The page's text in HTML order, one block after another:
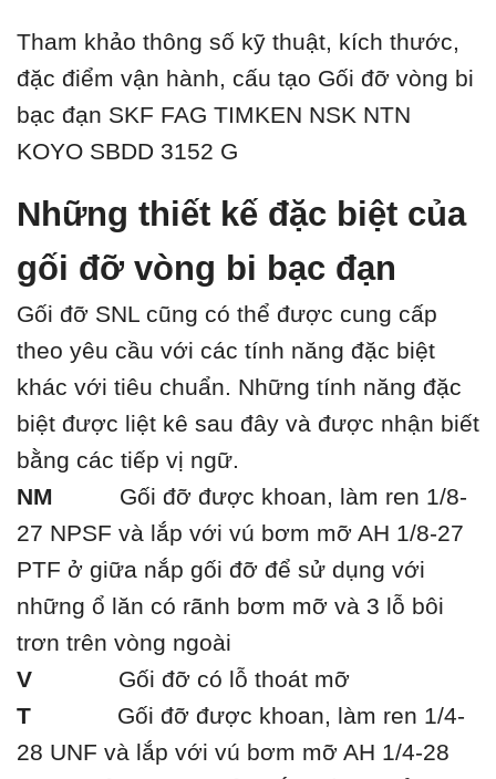
Tham khảo thông số kỹ thuật, kích thước,
đặc điểm vận hành, cấu tạo Gối đỡ vòng bi
bạc đạn SKF FAG TIMKEN NSK NTN
KOYO SBDD 3152 G
Những thiết kế đặc biệt của
gối đỡ vòng bi bạc đạn
Gối đỡ SNL cũng có thể được cung cấp
theo yêu cầu với các tính năng đặc biệt
khác với tiêu chuẩn. Những tính năng đặc
biệt được liệt kê sau đây và được nhận biết
bằng các tiếp vị ngữ.
NM Gối đỡ được khoan, làm ren 1/8-
27 NPSF và lắp với vú bơm mỡ AH 1/8-27
PTF ở giữa nắp gối đỡ để sử dụng với
những ổ lăn có rãnh bơm mỡ và 3 lỗ bôi
trơn trên vòng ngoài
V Gối đỡ có lỗ thoát mỡ
T Gối đỡ được khoan, làm ren 1/4-
28 UNF và lắp với vú bơm mỡ AH 1/4-28